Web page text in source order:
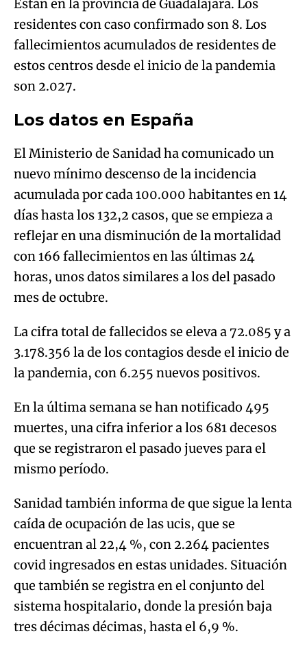
Están en la provincia de Guadalajara. Los
residentes con caso confirmado son 8. Los
fallecimientos acumulados de residentes de
estos centros desde el inicio de la pandemia
son 2.027.
Los datos en España
El Ministerio de Sanidad ha comunicado un
nuevo mínimo descenso de la incidencia
acumulada por cada 100.000 habitantes en 14
días hasta los 132,2 casos, que se empieza a
reflejar en una disminución de la mortalidad
con 166 fallecimientos en las últimas 24
horas, unos datos similares a los del pasado
mes de octubre.
La cifra total de fallecidos se eleva a 72.085 y a
3.178.356 la de los contagios desde el inicio de
la pandemia, con 6.255 nuevos positivos.
En la última semana se han notificado 495
muertes, una cifra inferior a los 681 decesos
que se registraron el pasado jueves para el
mismo período.
Sanidad también informa de que sigue la lenta
caída de ocupación de las ucis, que se
encuentran al 22,4 %, con 2.264 pacientes
covid ingresados en estas unidades. Situación
que también se registra en el conjunto del
sistema hospitalario, donde la presión baja
tres décimas décimas, hasta el 6,9 %.